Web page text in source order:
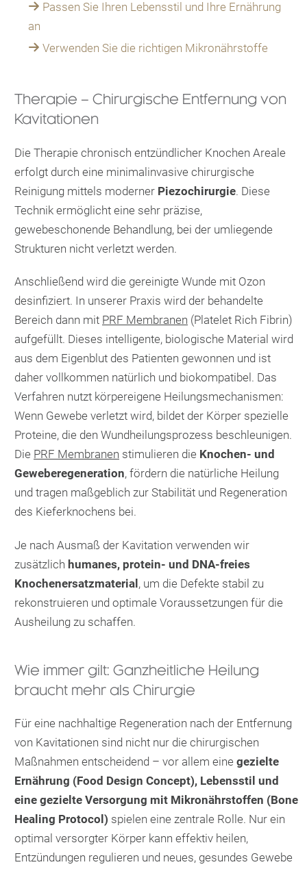
Passen Sie Ihren Lebensstil und Ihre Ernährung
an
Verwenden Sie die richtigen Mikronährstoffe
Therapie – Chirurgische Entfernung von
Kavitationen
Die Therapie chronisch entzündlicher Knochen Areale
erfolgt durch eine minimalinvasive chirurgische
Reinigung mittels moderner Piezochirurgie. Diese
Technik ermöglicht eine sehr präzise,
gewebeschonende Behandlung, bei der umliegende
Strukturen nicht verletzt werden.
Anschließend wird die gereinigte Wunde mit Ozon
desinfiziert. In unserer Praxis wird der behandelte
Bereich dann mit PRF Membranen (Platelet Rich Fibrin)
aufgefüllt. Dieses intelligente, biologische Material wird
aus dem Eigenblut des Patienten gewonnen und ist
daher vollkommen natürlich und biokompatibel. Das
Verfahren nutzt körpereigene Heilungsmechanismen:
Wenn Gewebe verletzt wird, bildet der Körper spezielle
Proteine, die den Wundheilungsprozess beschleunigen.
Die PRF Membranen stimulieren die Knochen- und
Geweberegeneration, fördern die natürliche Heilung
und tragen maßgeblich zur Stabilität und Regeneration
des Kieferknochens bei.
Je nach Ausmaß der Kavitation verwenden wir
zusätzlich humanes, protein- und DNA-freies
Knochenersatzmaterial, um die Defekte stabil zu
rekonstruieren und optimale Voraussetzungen für die
Ausheilung zu schaffen.
Wie immer gilt: Ganzheitliche Heilung
braucht mehr als Chirurgie
Für eine nachhaltige Regeneration nach der Entfernung
von Kavitationen sind nicht nur die chirurgischen
Maßnahmen entscheidend – vor allem eine gezielte
Ernährung (Food Design Concept), Lebensstil und
eine gezielte Versorgung mit Mikronährstoffen (Bone
Healing Protocol) spielen eine zentrale Rolle. Nur ein
optimal versorgter Körper kann effektiv heilen,
Entzündungen regulieren und neues, gesundes Gewebe